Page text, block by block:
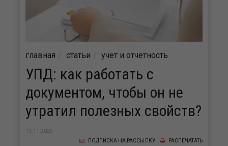
главная статьи учет и отчетность
УПД: как работать с
документом, чтобы он не
утратил полезных свойств?
11.11.2025
РАСПЕЧАТАТЬ
ПОДПИСКА НА РАССЫЛКУ